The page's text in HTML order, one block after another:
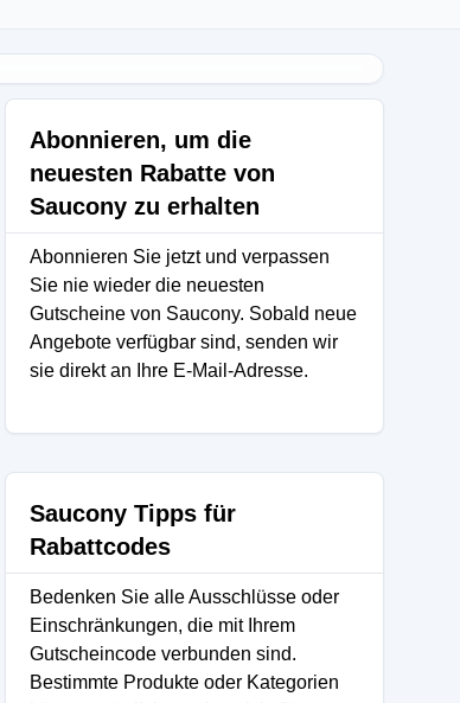
Abonnieren, um die
neuesten Rabatte von
Saucony zu erhalten
Abonnieren Sie jetzt und verpassen
Sie nie wieder die neuesten
Gutscheine von Saucony. Sobald neue
Angebote verfügbar sind, senden wir
sie direkt an Ihre E-Mail-Adresse.
Saucony Tipps für
Rabattcodes
Bedenken Sie alle Ausschlüsse oder
Einschränkungen, die mit Ihrem
Gutscheincode verbunden sind.
Bestimmte Produkte oder Kategorien